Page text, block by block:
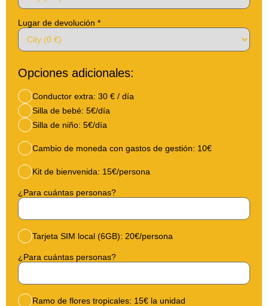
Lugar de devolución *
Opciones adicionales:
Conductor extra: 30 € / día
Silla de bebé: 5€/día
Silla de niño: 5€/día
Cambio de moneda con gastos de gestión: 10€
Kit de bienvenida: 15€/persona
¿Para cuántas personas?
Tarjeta SIM local (6GB): 20€/persona
¿Para cuántas personas?
Ramo de flores tropicales: 15€ la unidad